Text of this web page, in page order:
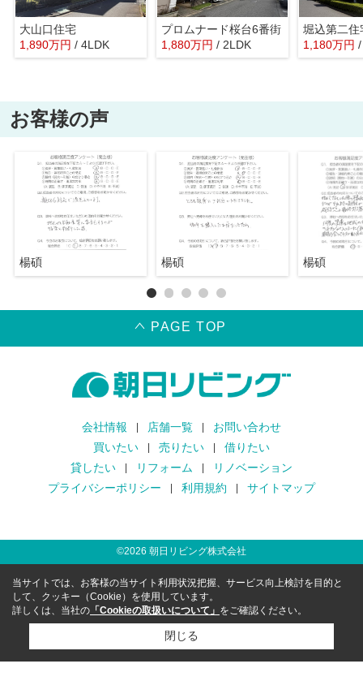
大山口住宅
1,890万円 / 4LDK
プロムナード桜台6番街
1,880万円 / 2LDK
堀込第二住
1,180万円
お客様の声
楊碩 楊碩 楊碩
PAGE TOP
会社情報 店舗一覧
お問い合わせ
買いたい
売りたい
借りたい
貸したい
リフォーム
リノベーション
プライバシーポリシー
利用規約 サイトマップ
©2026 朝日リビング株式会社
当サイトでは、お客様の当サイト利用状況把握、サービス向上検討を目的と
して、クッキー（Cookie）を使用しています。
詳しくは、当社の 「Cookieの取扱いについて」 をご確認ください。
閉じる